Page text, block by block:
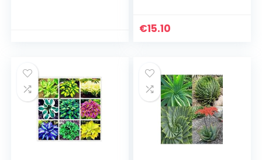
€15.10